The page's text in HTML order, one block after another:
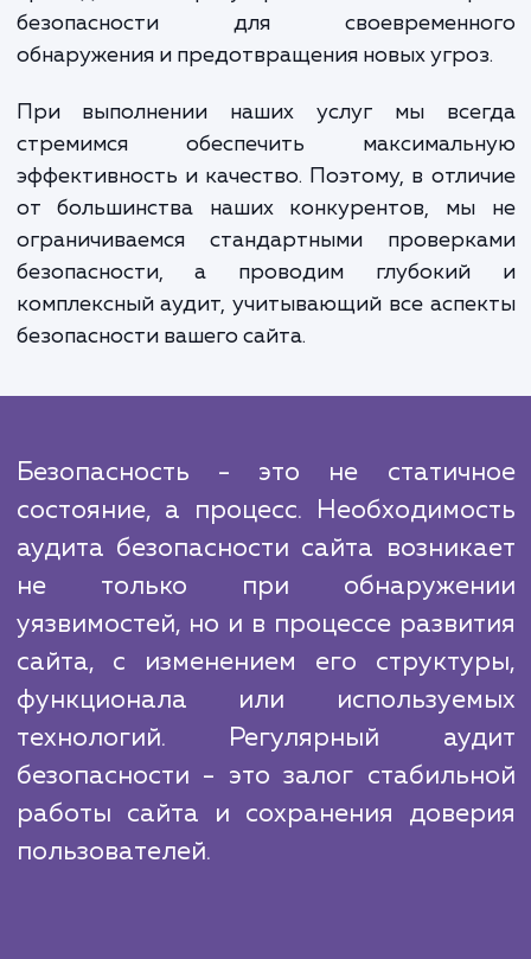
серьезных угроз, мы
информируем вас и предлагаем решения
устранению.
Важно понимать, что наша
заканчивается на этапе предоставления
Мы оказываем поддержку на всех
реализации рекомендаций и
обнаруженных уязвимостей. Кроме
проводим регулярный
При выполнении наших услуг мы
стремимся обеспечить
эффективность и качество. Поэтому, в
от большинства наших конкурентов,
ограничиваемся стандартными
безопасности, а проводим
комплексный аудит, учитывающий все
безопасности вашего сайта.